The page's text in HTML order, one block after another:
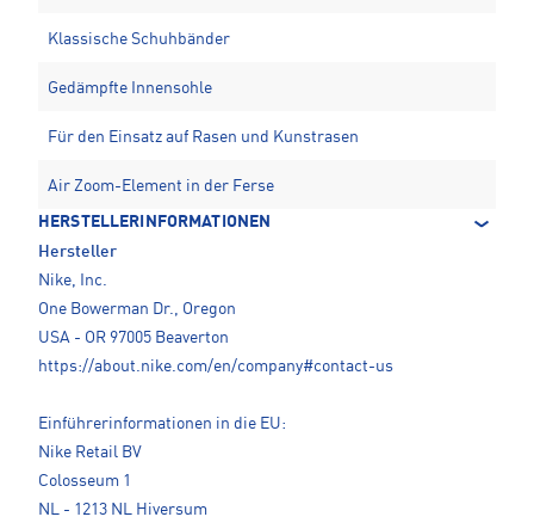
Klassische Schuhbänder
Gedämpfte Innensohle
Für den Einsatz auf Rasen und Kunstrasen
Air Zoom-Element in der Ferse
HERSTELLERINFORMATIONEN
Hersteller
Nike, Inc.
One Bowerman Dr., Oregon
USA - OR 97005 Beaverton
https://about.nike.com/en/company#contact-us
Einführerinformationen in die EU:
Nike Retail BV
Colosseum 1
NL - 1213 NL Hiversum